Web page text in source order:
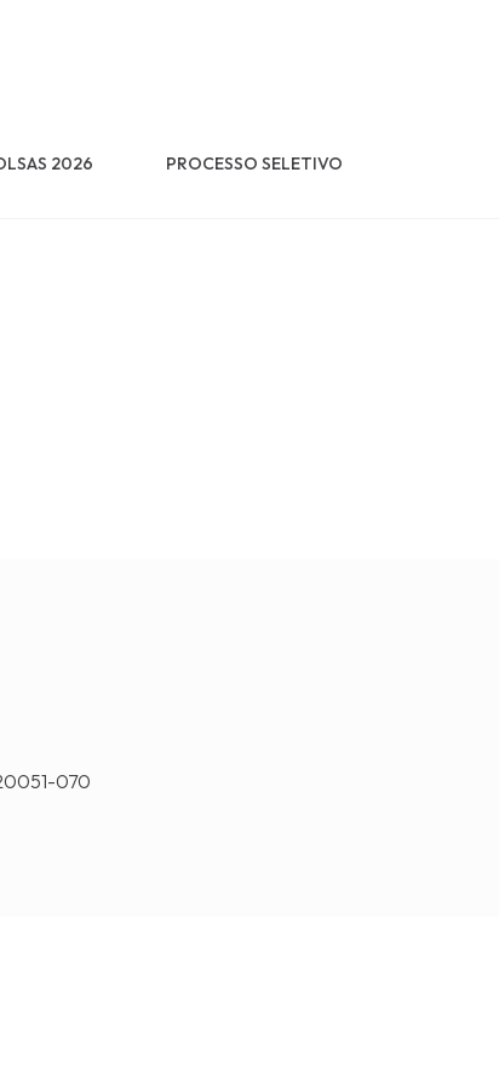
2026 PROCESSO SELETIVO
070